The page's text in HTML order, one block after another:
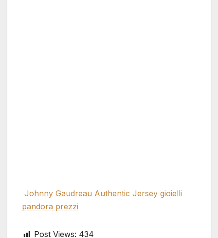
Johnny Gaudreau Authentic Jersey gioielli
pandora prezzi
Post Views: 434